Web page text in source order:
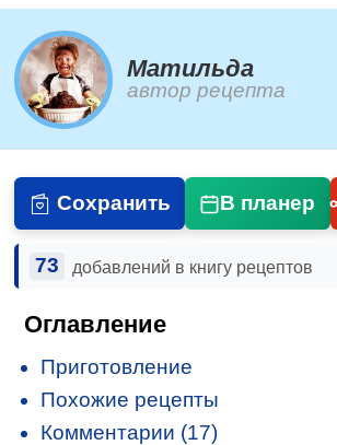
Матильда
автор рецепта
Сохранить В планер
73 добавлений в книгу рецептов
Оглавление
Приготовление
Похожие рецепты
Комментарии (17)